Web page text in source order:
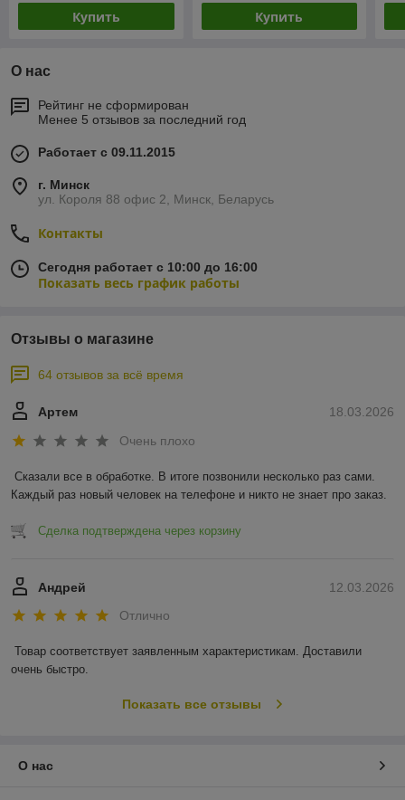
Купить Купить
О нас
Рейтинг не сформирован
Менее 5 отзывов за последний год
Работает с 09.11.2015
г. Минск
ул. Короля 88 офис 2, Минск, Беларусь
Контакты
Сегодня работает с 10:00 до 16:00
Показать весь график работы
Отзывы о магазине
64 отзывов за всё время
18.03.2026
Артем
Очень плохо
Сказали все в обработке. В итоге позвонили несколько раз сами.
Каждый раз новый человек на телефоне и никто не знает про заказ.
Сделка подтверждена через корзину
12.03.2026
Андрей
Отлично
Товар соответствует заявленным характеристикам. Доставили
очень быстро.
Показать все отзывы
О нас